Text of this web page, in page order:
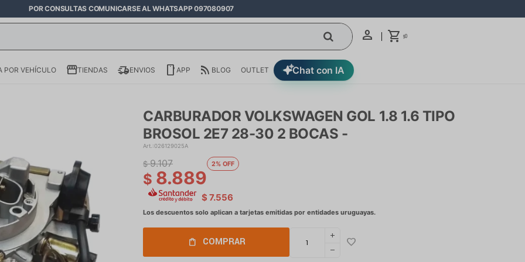
POR CONSULTAS COMUNICARSE AL WHATSAPP 097080907
$0
Chat con IA
POR VEHÍCULO TIENDAS ENVIOS APP BLOG OUTLET
CARBURADOR VOLKSWAGEN GOL 1.8 1.6 TIPO
BROSOL 2E7 28-30 2 BOCAS -
026129025A
$ 8.889
$ 9.107 2
$ 7.556
COMPRAR
add
remove